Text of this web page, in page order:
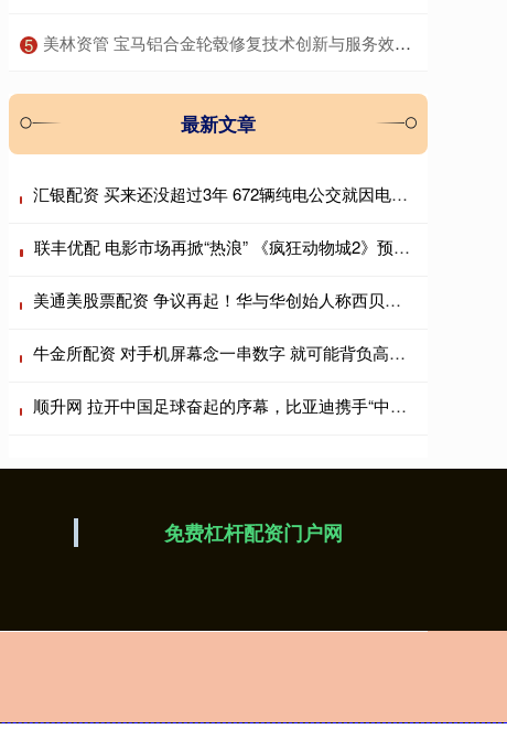
5 ​美林资管 宝马铝合金轮毂修复技术创新与服务效果：领驰引领行业服务标准
最新文章
汇银配资 买来还没超过3年 672辆纯电公交就因电池故障大面积停运！东莞最大公交公司起诉卖家
联丰优配 电影市场再掀“热浪” 《疯狂动物城2》预售票房破2亿元
美通美股票配资 争议再起！华与华创始人称西贝被算计 罗永浩：下午六点前公开道歉
牛金所配资 对手机屏幕念一串数字 就可能背负高额网贷？网上热传的“新骗术”是真是假？
顺升网 拉开中国足球奋起的序幕，比亚迪携手“中国足球小将”征战2034杯_少年_新能源_车下线
免费杠杆配资门户网